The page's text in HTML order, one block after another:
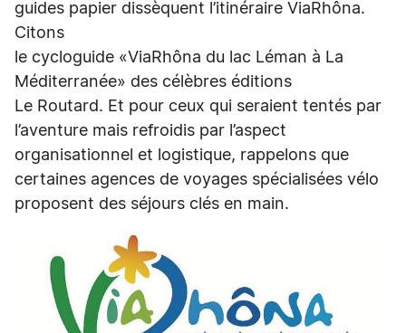
guides papier dissèquent l’itinéraire ViaRhôna.
Citons
le cycloguide «ViaRhôna du lac Léman à La
Méditerranée» des célèbres éditions
Le Routard. Et pour ceux qui seraient tentés par
l’aventure mais refroidis par l’aspect
organisationnel et logistique, rappelons que
certaines agences de voyages spécialisées vélo
proposent des séjours clés en main.